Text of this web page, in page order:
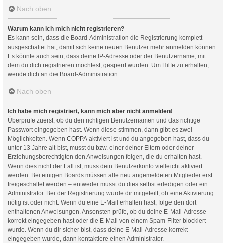
Nach oben
Warum kann ich mich nicht registrieren?
Es kann sein, dass die Board-Administration die Registrierung komplett
ausgeschaltet hat, damit sich keine neuen Benutzer mehr anmelden können.
Es könnte auch sein, dass deine IP-Adresse oder der Benutzername, mit
dem du dich registrieren möchtest, gesperrt wurden. Um Hilfe zu erhalten,
wende dich an die Board-Administration.
Nach oben
Ich habe mich registriert, kann mich aber nicht anmelden!
Überprüfe zuerst, ob du den richtigen Benutzernamen und das richtige
Passwort eingegeben hast. Wenn diese stimmen, dann gibt es zwei
Möglichkeiten. Wenn COPPA aktiviert ist und du angegeben hast, dass du
unter 13 Jahre alt bist, musst du bzw. einer deiner Eltern oder deiner
Erziehungsberechtigten den Anweisungen folgen, die du erhalten hast.
Wenn dies nicht der Fall ist, muss dein Benutzerkonto vielleicht aktiviert
werden. Bei einigen Boards müssen alle neu angemeldeten Mitglieder erst
freigeschaltet werden – entweder musst du dies selbst erledigen oder ein
Administrator. Bei der Registrierung wurde dir mitgeteilt, ob eine Aktivierung
nötig ist oder nicht. Wenn du eine E-Mail erhalten hast, folge den dort
enthaltenen Anweisungen. Ansonsten prüfe, ob du deine E-Mail-Adresse
korrekt eingegeben hast oder die E-Mail von einem Spam-Filter blockiert
wurde. Wenn du dir sicher bist, dass deine E-Mail-Adresse korrekt
eingegeben wurde, dann kontaktiere einen Administrator.